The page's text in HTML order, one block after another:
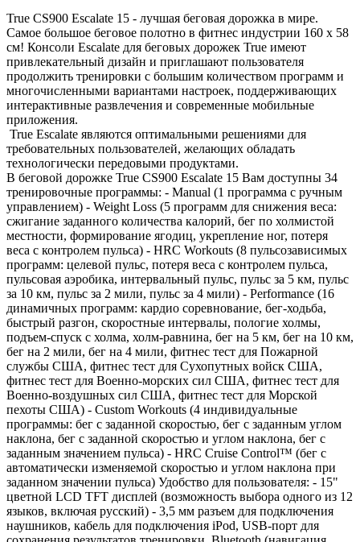
True CS900 Escalate 15 - лучшая беговая дорожка в мире.
Самое большое беговое полотно в фитнес индустрии 160 х 58
см! Консоли Escalate для беговых дорожек True имеют
привлекательный дизайн и приглашают пользователя
продолжить тренировки с большим количеством программ и
многочисленными вариантами настроек, поддерживающих
интерактивные развлечения и современные мобильные
приложения.
True Escalate являются оптимальными решениями для
требовательных пользователей, желающих обладать
технологически передовыми продуктами.
В беговой дорожке True CS900 Escalate 15 Вам доступны 34
тренировочные программы: - Manual (1 программа с ручным
управлением) - Weight Loss (5 программ для снижения веса:
сжигание заданного количества калорий, бег по холмистой
местности, формирование ягодиц, укрепление ног, потеря
веса с контролем пульса) - HRC Workouts (8 пульсозависимых
программ: целевой пульс, потеря веса с контролем пульса,
пульсовая аэробика, интервальный пульс, пульс за 5 км, пульс
за 10 км, пульс за 2 мили, пульс за 4 мили) - Performance (16
динамичных программ: кардио соревнование, бег-ходьба,
быстрый разгон, скоростные интервалы, пологие холмы,
подъем-спуск с холма, холм-равнина, бег на 5 км, бег на 10 км,
бег на 2 мили, бег на 4 мили, фитнес тест для Пожарной
службы США, фитнес тест для Сухопутных войск США,
фитнес тест для Военно-морских сил США, фитнес тест для
Военно-воздушных сил США, фитнес тест для Морской
пехоты США) - Custom Workouts (4 индивидуальные
программы: бег с заданной скоростью, бег с заданным углом
наклона, бег с заданной скоростью и углом наклона, бег с
заданным значением пульса) - HRC Cruise Control™ (бег с
автоматически изменяемой скоростью и углом наклона при
заданном значении пульса) Удобство для пользователя: - 15"
цветной LCD TFT дисплей (возможность выбора одного из 12
языков, включая русский) - 3,5 мм разъем для подключения
наушников, кабель для подключения iPod, USB-порт для